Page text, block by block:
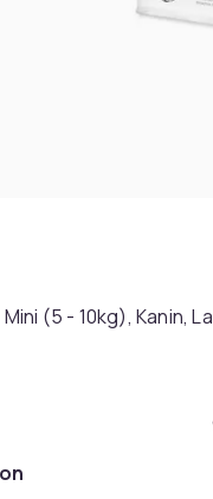
(5 - 10kg), Kanin,